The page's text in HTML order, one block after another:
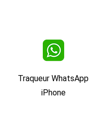
Traqueur WhatsApp
iPhone